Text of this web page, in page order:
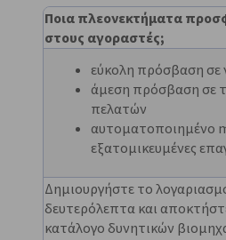
Ποια πλεονεκτήματα
στους αγοραστές;
εύκολη πρόσβαση σε
άμεση πρόσβαση σε
πελατών
αυτοματοποιημένο
εξατομικευμένες
Δημιουργήστε το
δευτερόλεπτα και
κατάλογο δυνητικών